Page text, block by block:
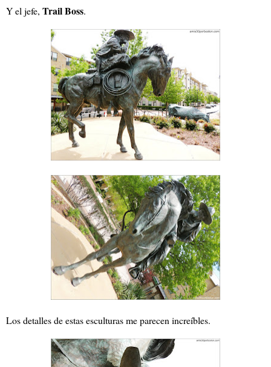
Y el jefe, Trail Boss.
Los detalles de estas esculturas me parecen increíbles.